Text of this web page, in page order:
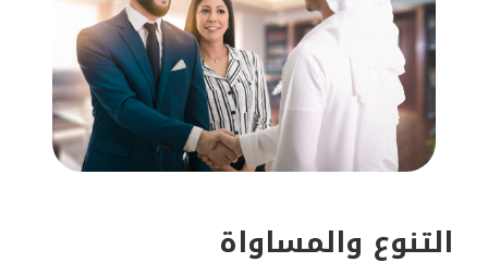
التنوع والمساواة